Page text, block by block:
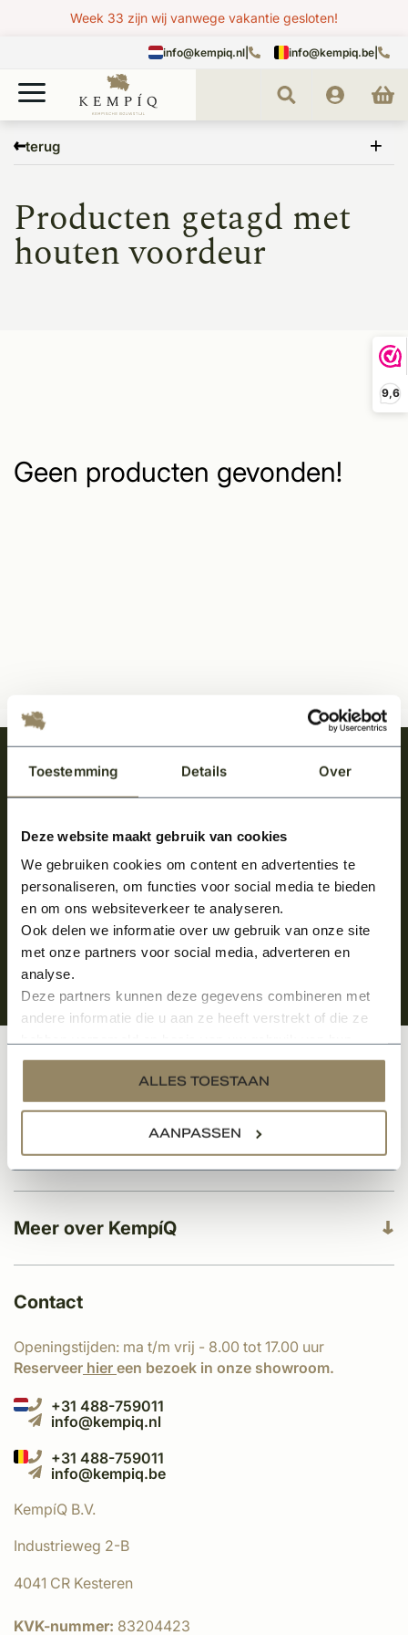
Toestemming Details Over
Deze website maakt gebruik van cookies
We gebruiken cookies om content en advertenties te
personaliseren, om functies voor social media te bieden
en om ons websiteverkeer te analyseren.
Ook delen we informatie over uw gebruik van onze site
met onze partners voor social media, adverteren en
analyse.
Deze partners kunnen deze gegevens combineren met
andere informatie die u aan ze heeft verstrekt of die ze
services.
ALLES TOESTAAN
AANPASSEN
9,6
Week 33 zijn wij vanwege vakantie gesloten!
info@kempiq.nl info@kempiq.be
terug
houten voordeur
Producten getagd met
houten voordeur
Geen producten gevonden!
Meld je aan en ontvang het laatste nieuws
over onze kempische bouwstijl!
Aanmelden voor de nieuwsbrief
Meer over KempíQ
Klantenservice
Categorieën
Contact
Openingstijden: ma t/m vrij - 8.00 tot 17.00 uur
Reserveer hier een bezoek in onze showroom.
+31 488-759011
info@kempiq.nl
+31 488-759011
info@kempiq.be
KempíQ B.V.
Industrieweg 2-B
4041 CR Kesteren
KVK-nummer: 83204423